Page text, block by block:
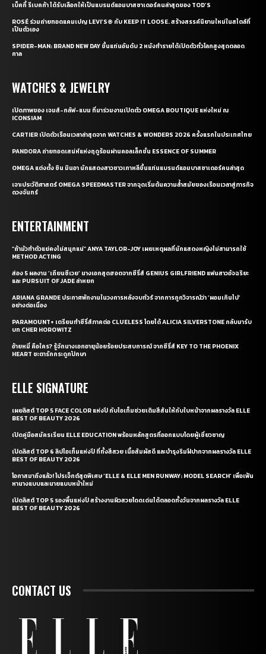
เบ็คกี้ รีเบคก้า ได้รับเลือกให้เป็นแบรนด์แอมบาสซาเดอร์คนล่าสุดของ TOD’S
ROSÉ ร่วมถ่ายทอดแคมเปญ LEVI’S® กับ KEEP IT LOOSE. สร้างสรรค์นิยามใหม่ในสไตล์ที่
เป็นตัวเอง
SPIDER-MAN: BRAND NEW DAY ขึ้นแท่นอันดับ 2 หนังทำรายได้เปิดตัวทั่วโลกสูงสุดตลอด
กาล
WATCHES & JEWELRY
เปิดภาพของ เจมส์-กลัฟ-แบม ที่มาร่วมงานเปิดตัว OMEGA BOUTIQUE แห่งใหม่ ณ
ICONSIAM
CARTIER เปิดตัวเรือนเวลาล่าสุดจาก WATCHES & WONDERS 2026 ครั้งแรกในประเทศไทย
PANDORA ถ่ายทอดเสน่ห์แห่งฤดูร้อนผ่านคอลเล็กชั่น ESSENCE OF SUMMER
OMEGA แต่งตั้ง ชิน มินอา นักแสดงสาวชาวเกาหลีขึ้นแท่นแบรนด์แอมบาสซาเดอร์คนล่าสุด
เจาะประวัติศาสตร์ OMEGA SPEEDMASTER จากจุดเริ่มต้นความล้ำสมัยของเรือนเวลาสู่ภารกิจ
ดวงจันทร์
ENTERTAINMENT
“ถ้ามัวทำตัวแย่คงไม่สนุกแน่” ANYA TAYLOR-JOY เผยเหตุผลที่นักแสดงหญิงไม่สามารถใช้
METHOD ACTING
ส่อง 5 ผลงาน ‘เถียนซีเวย’ นางเอกสุดฮอตจากซีรี่ส์ GENIUS GIRLFRIEND แฟนสาวอัจฉริยะ
และ PURSUIT OF JADE ล่าหยก
ARIANA GRANDE ประกาศพักงานในวงการหลังจบทัวร์ จากการถูกวิจารณ์ว่า ‘ผอมเกินไป’
อย่างต่อเนื่อง
PARAMOUNT+ เตรียมทำซีรี่ส์ภาคต่อ CLUELESS โดยได้ ALICIA SILVERSTONE กลับมารับ
บท CHER HOROWITZ
อ้ายหมี่ คือใคร? รู้จักนางเอกอายุน้อยร้อยประสบการณ์ จากซีรี่ส์ KEY TO THE PHOENIX
HEART ชะตารักกระดูกปักษา
ELLE SIGNATURE
เผยลิสต์ TOP 5 FACE COLOR แห่งปี กับไอเท็มช่วยเติมสีสันให้กับใบหน้าจากผลรางวัล ELLE
BEST OF BEAUTY 2026
เปิดคู่มือสมัครเรียน ELLE EDUCATION พร้อมหลักสูตรที่ออกแบบโดยผู้เชี่ยวชาญ
เปิดลิสต์ TOP 6 ลิปไอเท็มแห่งปี ที่ทั้งสีสวย เนื้อสัมผัสดี และบำรุงริมฝีปากจากผลรางวัล ELLE
BEST OF BEAUTY 2026
โอกาสมาถึงแล้ว! โปรเจ็กต์สุดพิเศษ ‘ELLE & ELLE MEN RUNWAY: MODEL SEARCH’ เพื่อเฟ้น
หานางแบบและนายแบบหน้าใหม่
เปิดลิสต์ TOP 5 รองพื้นแห่งปี สร้างงานผิวสวยโดดเด่นได้ตลอดทั้งวันจากผลรางวัล ELLE
BEST OF BEAUTY 2026
CONTACT US